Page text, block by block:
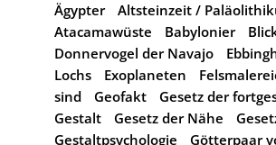
Ägypter
Altsteinzeit /
Atacamawüste
Babylonier
Donnervogel der Navajo
Lochs
Exoplaneten
sind
Geofakt Gesetz der
Gestalt
Gesetz der Nähe
Gestaltpsychologie
Götterpaar